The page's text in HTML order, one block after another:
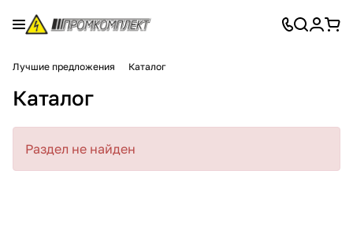
Лучшие предложения Каталог
Каталог
Раздел не найден